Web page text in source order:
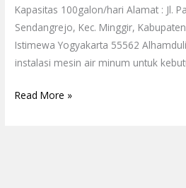
Kapasitas 100galon/hari Alamat : Jl.
Sendangrejo, Kec. Minggir,
Istimewa Yogyakarta 55562
instalasi mesin air minum untuk
Read More »